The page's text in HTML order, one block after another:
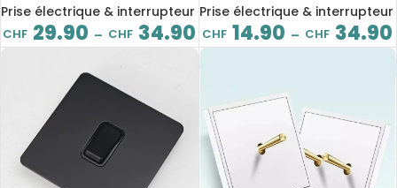
IP66, 2 voies, pour extérieur,
camping car
Prise électrique & interrupteur
CHF 29.90 – CHF 34.90
poussoir, 2 voies, Rj45, TV,
Type 86, Or
Prise électrique & interrupteur
CHF 14.90 – CHF 34.90